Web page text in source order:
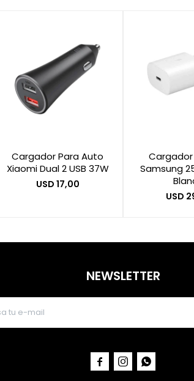
Cargador Para Auto
Xiaomi Dual 2 USB 37W
USD 17,00
Cargador
Samsung
USD
NEWSLETTER
  